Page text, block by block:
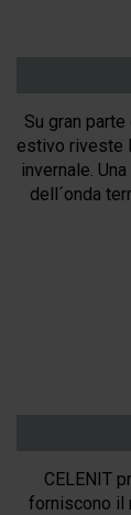
Su gran
estivo riveste
invernale.
dell´onda
CELENIT
forniscono il